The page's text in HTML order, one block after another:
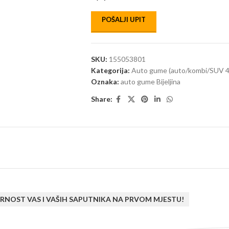
POŠALJI UPIT
SKU: 155053801
Kategorija: Auto gume (auto/kombi/SUV
Oznaka: auto gume Bijeljina
Share:
VAS I VAŠIH SAPUTNIKA NA PRVOM MJESTU!